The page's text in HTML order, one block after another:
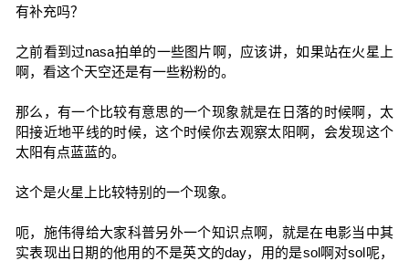
有补充吗？
之前看到过nasa拍单的一些图片啊，应该讲，如果站在火星上
啊，看这个天空还是有一些粉粉的。
那么，有一个比较有意思的一个现象就是在日落的时候啊，太
阳接近地平线的时候，这个时候你去观察太阳啊，会发现这个
太阳有点蓝蓝的。
这个是火星上比较特别的一个现象。
呃，施伟得给大家科普另外一个知识点啊，就是在电影当中其
实表现出日期的他用的不是英文的day，用的是sol啊对sol呢，